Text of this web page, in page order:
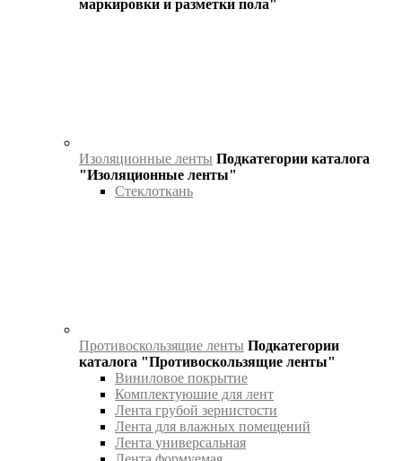
маркировки и разметки пола"
Изоляционные ленты Подкатегории каталога
"Изоляционные ленты"
Стеклоткань
Противоскользящие ленты Подкатегории
каталога "Противоскользящие ленты"
Виниловое покрытие
Комплектуюшие для лент
Лента грубой зернистости
Лента для влажных помещений
Лента универсальная